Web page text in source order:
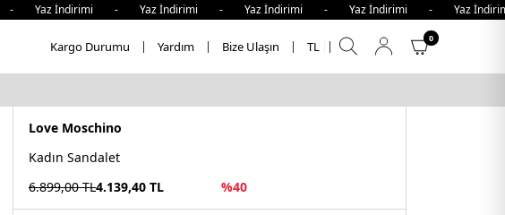
İndirimi - Yaz İndirimi - Yaz İndirimi - Yaz İndirimi - Yaz
Kargo Durumu Yardım Bize Ulaşın TL
0
Love Moschino
Kadın Sandalet
6.899,00TL4.139,40 TL %40